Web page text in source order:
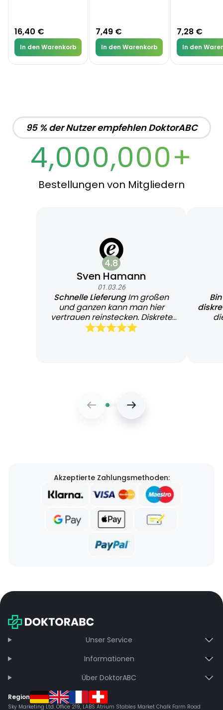
16,40 €
In den Warenkorb
7,49 €
In den Warenkorb
7,28 €
In den
95 % der Nutzer empfehlen DoktorABC
4,000,000+
Bestellungen von Mitgliedern
4.8
Sven Hamann
01.03.26
Schnelle LieferungIm großen
und ganzen kann man hier
vertrauen reinstecken. Diskrete
und schnelle Lieferung
Akzeptierte Zahlungsmethoden:
Unser Service
Informationen
Über DoktorABC
Region
Sky Marketing Ltd. Office 219, LABS Atrium Stables Market Chalk Farm Road